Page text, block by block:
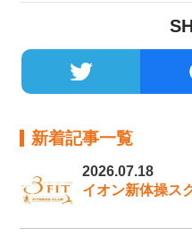
新着記事一覧
2026.07.18
イオン新体操ス